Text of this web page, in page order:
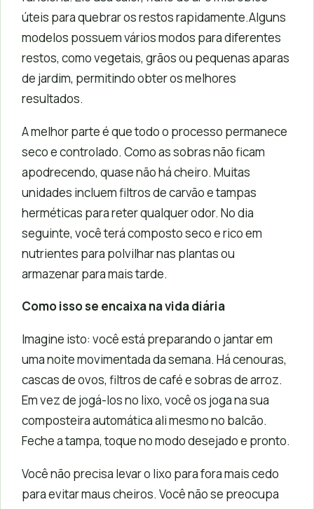
úteis para quebrar os restos rapidamente.Alguns
modelos possuem vários modos para diferentes
restos, como vegetais, grãos ou pequenas aparas
de jardim, permitindo obter os melhores
resultados.
A melhor parte é que todo o processo permanece
seco e controlado. Como as sobras não ficam
apodrecendo, quase não há cheiro. Muitas
unidades incluem filtros de carvão e tampas
herméticas para reter qualquer odor. No dia
seguinte, você terá composto seco e rico em
nutrientes para polvilhar nas plantas ou
armazenar para mais tarde.
Como isso se encaixa na vida diária
Imagine isto: você está preparando o jantar em
uma noite movimentada da semana. Há cenouras,
cascas de ovos, filtros de café e sobras de arroz.
Em vez de jogá-los no lixo, você os joga na sua
composteira automática ali mesmo no balcão.
Feche a tampa, toque no modo desejado e pronto.
Você não precisa levar o lixo para fora mais cedo
para evitar maus cheiros. Você não se preocupa